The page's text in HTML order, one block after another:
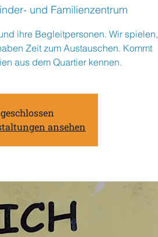
und Familienzentrum
ihre Begleitpersonen. Wir spielen,
Zeit zum Austauschen. Kommt
aus dem Quartier kennen.
ansehen